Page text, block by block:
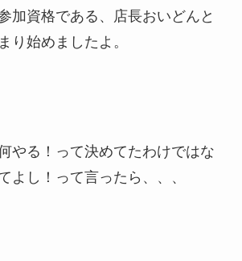
加資格である、店長おいどんと
り始めましたよ。
やる！って決めてたわけではな
よし！って言ったら、、、